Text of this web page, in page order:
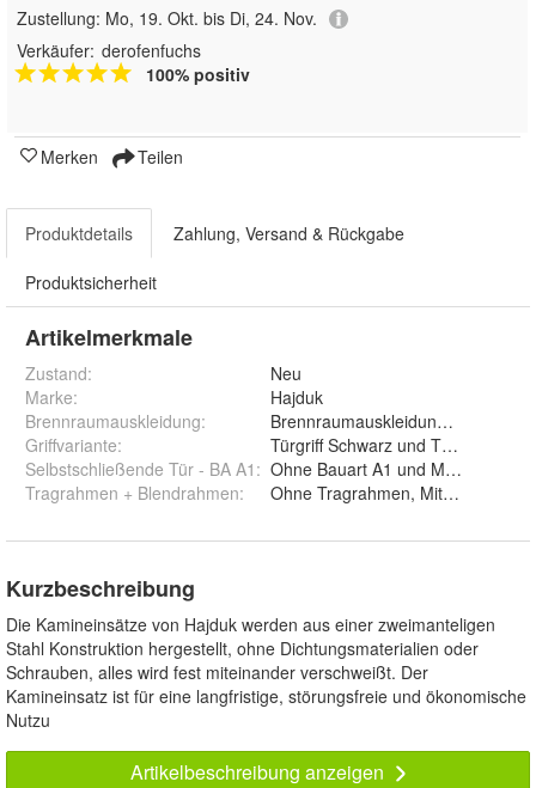
Zustellung: Mo, 19. Okt. bis Di, 24. Nov.
Verkäufer: derofenfuchs
100% positiv
Merken Teilen
Produktdetails Zahlung, Versand & Rückgabe
Produktsicherheit
Artikelmerkmale
Zustand:
Neu
Marke:
Hajduk
Brennraumauskleidung:
Griffvariante:
Türgriff Schwarz und Türgriff Silber
Selbstschließende Tür - BA A1 :
Ohne Bauart A1 und Mit Bauart A1
Tragrahmen + Blendrahmen: Ohne Tragrahmen, Mit
Kurzbeschreibung
Die Kamineinsätze von Hajduk werden aus einer zweimanteligen
Stahl Konstruktion hergestellt, ohne Dichtungsmaterialien oder
Schrauben, alles wird fest miteinander verschweißt. Der
Kamineinsatz ist für eine langfristige, störungsfreie und ökonomische
Nutzu
Artikelbeschreibung anzeigen